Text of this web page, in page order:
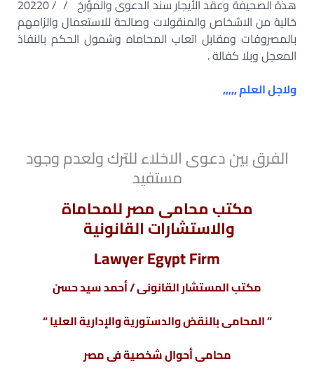
هذة الصحيفة وعقد الأيجار سند الدعوى والمؤرخ / / 20220
خالية من الاشخاص والمنقولات وصالحة للاستعمال والزامهم
بالمصروفات ومقابل اتعاب المحاماه وشمول الحكم بالنفاذ
المعجل وبلا كفالة .
ولاجل العلم ,,,,,
الفرق بين دعوى الاخلاء للترك ولعدم وجود
مستفيد
مكتب محامى مصر للمحاماة
والاستشارات القانونية
Lawyer Egypt Firm
مكتب المستشار القانونى / أحمد سيد حسن
” المحامى بالنقض والدستورية والإدارية العليا “
محامى أحوال شخصية فى مصر